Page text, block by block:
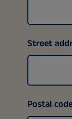
Street
Postal